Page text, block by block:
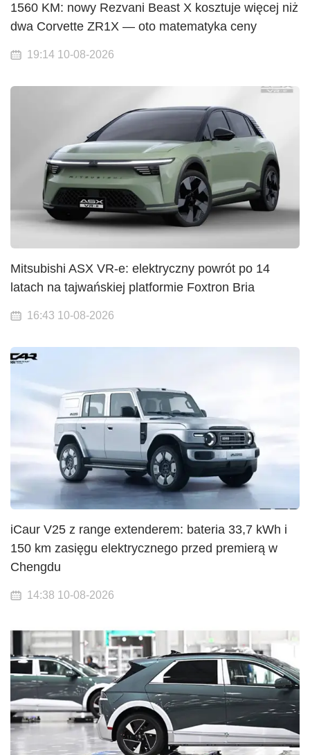
1560 KM: nowy Rezvani Beast X kosztuje więcej niż
dwa Corvette ZR1X — oto matematyka ceny
19:14 10-08-2026
Mitsubishi ASX VR-e: elektryczny powrót po 14
latach na tajwańskiej platformie Foxtron Bria
16:43 10-08-2026
iCaur V25 z range extenderem: bateria 33,7 kWh i
150 km zasięgu elektrycznego przed premierą w
Chengdu
14:38 10-08-2026